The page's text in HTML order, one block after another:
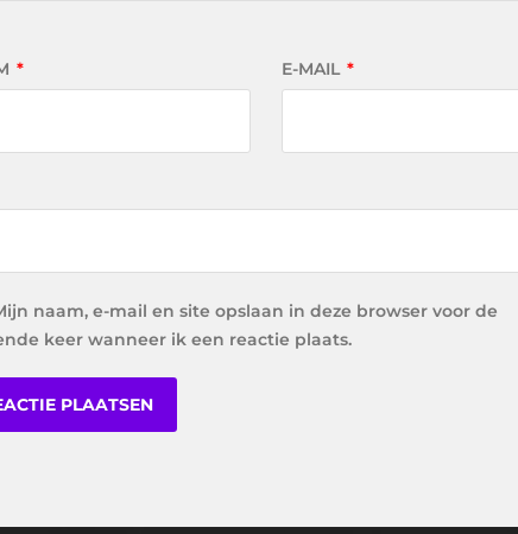
* E-MAIL *
naam, e-mail en site opslaan in deze browser voor de
keer wanneer ik een reactie plaats.